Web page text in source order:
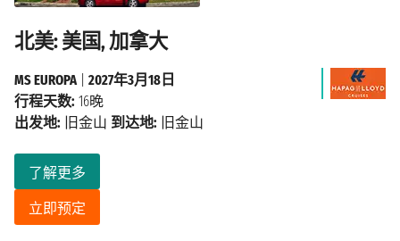
北美: 美国, 加拿大
了解更多
立即预定
MS EUROPA
2027年3月18日
行程天数: 16晚
出发地: 旧金山 到达地: 旧金山